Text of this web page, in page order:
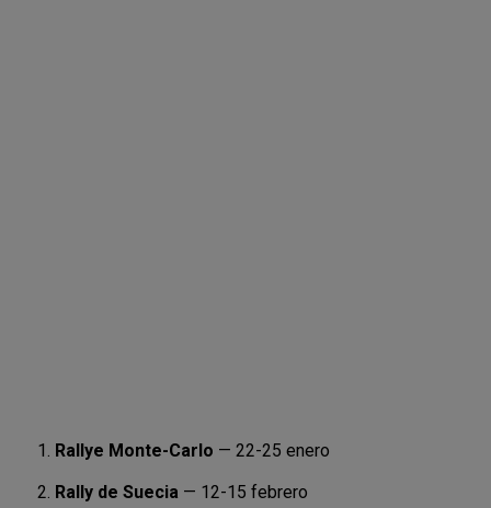
Rallye Monte-Carlo — 22-25 enero
Rally de Suecia — 12-15 febrero